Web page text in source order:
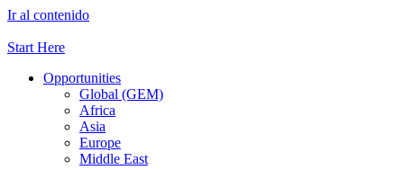
Ir al contenido
Start Here
Opportunities
Global (GEM)
Africa
Asia
Europe
Middle East